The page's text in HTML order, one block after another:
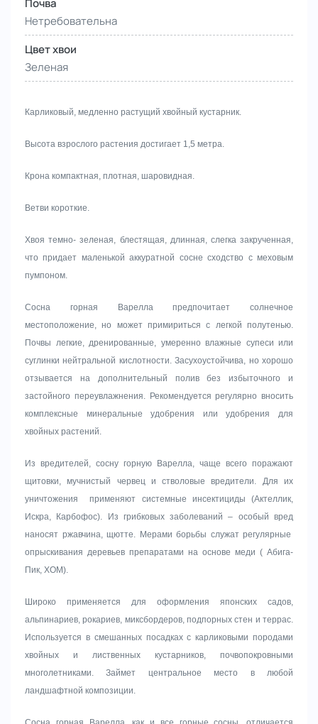
Почва
Нетребовательна
Цвет хвои
Зеленая
Карликовый, медленно растущий хвойный кустарник.
Высота взрослого растения достигает 1,5 метра.
Крона компактная, плотная, шаровидная.
Ветви короткие.
Хвоя темно- зеленая, блестящая, длинная, слегка закрученная,
что придает маленькой аккуратной сосне сходство с меховым
пумпоном.
Сосна горная Варелла предпочитает солнечное
местоположение, но может примириться с легкой полутенью.
Почвы легкие, дренированные, умеренно влажные супеси или
суглинки нейтральной кислотности. Засухоустойчива, но хорошо
отзывается на дополнительный полив без избыточного и
застойного переувлажнения. Рекомендуется регулярно вносить
комплексные минеральные удобрения или удобрения для
хвойных растений.
Из вредителей, сосну горную Варелла, чаще всего поражают
щитовки, мучнистый червец и стволовые вредители. Для их
уничтожения применяют системные инсектициды (Актеллик,
Искра, Карбофос). Из грибковых заболеваний – особый вред
наносят ржавчина, щютте. Мерами борьбы служат регулярные
опрыскивания деревьев препаратами на основе меди ( Абига-
Пик, ХОМ).
Широко применяется для оформления японских садов,
альпинариев, рокариев, миксбордеров, подпорных стен и террас.
Используется в смешанных посадках с карликовыми породами
хвойных и лиственных кустарников, почвопокровными
многолетниками. Займет центральное место в любой
ландшафтной композиции.